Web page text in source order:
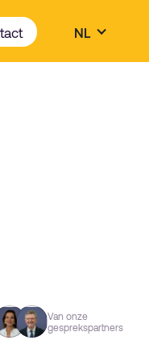
NL
Van onze
gesprekspartners